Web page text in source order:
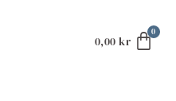
0,00 kr